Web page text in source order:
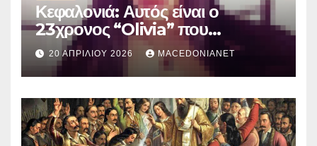
Κεφαλονιά: Αυτός είναι ο
23χρονος “Olivia” που
κατηγορείται για τον θάνατο της
Μυρτούς
20 ΑΠΡΙΛΊΟΥ 2026 MACEDONIANET